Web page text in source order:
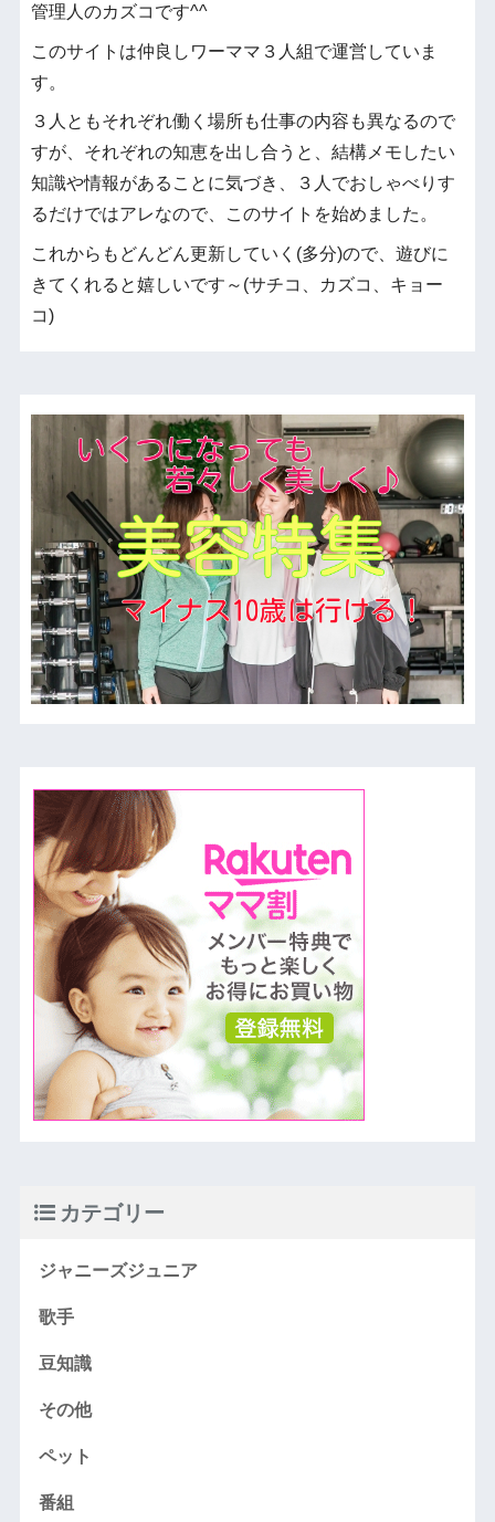
管理人のカズコです^^
このサイトは仲良しワーママ３人組で運営していま
す。
３人ともそれぞれ働く場所も仕事の内容も異なるので
すが、それぞれの知恵を出し合うと、結構メモしたい
知識や情報があることに気づき、３人でおしゃべりす
るだけではアレなので、このサイトを始めました。
これからもどんどん更新していく(多分)ので、遊びに
きてくれると嬉しいです～(サチコ、カズコ、キョー
コ)
カテゴリー
ジャニーズジュニア
歌手
豆知識
その他
ペット
番組